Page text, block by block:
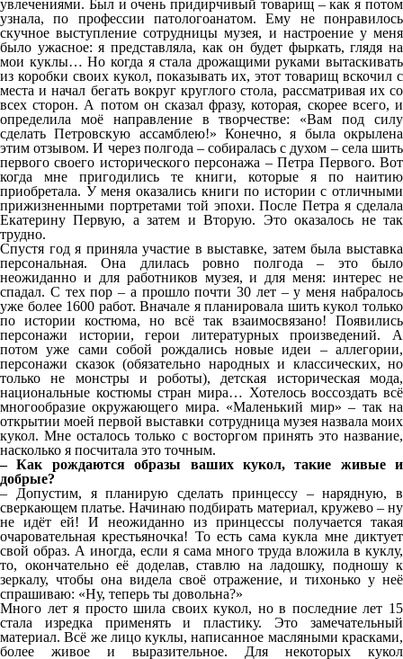
увлечениями. Был и очень придирчивый товарищ – как я потом
узнала, по профессии патологоанатом. Ему не понравилось
скучное выступление сотрудницы музея, и настроение у меня
было ужасное: я представляла, как он будет фыркать, глядя на
мои куклы… Но когда я стала дрожащими руками вытаскивать
из коробки своих кукол, показывать их, этот товарищ вскочил с
места и начал бегать вокруг круглого стола, рассматривая их со
всех сторон. А потом он сказал фразу, которая, скорее всего, и
определила моё направление в творчестве: «Вам под силу
сделать Петровскую ассамблею!» Конечно, я была окрылена
этим отзывом. И через полгода – собиралась с духом – села шить
первого своего исторического персонажа – Петра Первого. Вот
когда мне пригодились те книги, которые я по наитию
приобретала. У меня оказались книги по истории с отличными
прижизненными портретами той эпохи. После Петра я сделала
Екатерину Первую, а затем и Вторую. Это оказалось не так
трудно.
Спустя год я приняла участие в выставке, затем была выставка
персональная. Она длилась ровно полгода – это было
неожиданно и для работников музея, и для меня: интерес не
спадал. С тех пор – а прошло почти 30 лет – у меня набралось
уже более 1600 работ. Вначале я планировала шить кукол только
по истории костюма, но всё так взаимосвязано! Появились
персонажи истории, герои литературных произведений. А
потом уже сами собой рождались новые идеи – аллегории,
персонажи сказок (обязательно народных и классических, но
только не монстры и роботы), детская историческая мода,
национальные костюмы стран мира… Хотелось воссоздать всё
многообразие окружающего мира. «Маленький мир» – так на
открытии моей первой выставки сотрудница музея назвала моих
кукол. Мне осталось только с восторгом принять это название,
насколько я посчитала это точным.
– Как рождаются образы ваших кукол, такие живые и
добрые?
– Допустим, я планирую сделать принцессу – нарядную, в
сверкающем платье. Начинаю подбирать материал, кружево – ну
не идёт ей! И неожиданно из принцессы получается такая
очаровательная крестьяночка! То есть сама кукла мне диктует
свой образ. А иногда, если я сама много труда вложила в куклу,
то, окончательно её доделав, ставлю на ладошку, подношу к
зеркалу, чтобы она видела своё отражение, и тихонько у неё
спрашиваю: «Ну, теперь ты довольна?»
Много лет я просто шила своих кукол, но в последние лет 15
стала изредка применять и пластику. Это замечательный
материал. Всё же лицо куклы, написанное масляными красками,
более живое и выразительное. Для некоторых кукол